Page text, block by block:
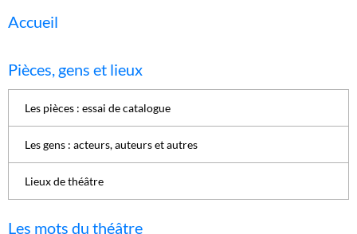
Accueil
Pièces, gens et lieux
Les pièces : essai de catalogue
Les gens : acteurs, auteurs et autres
Lieux de théâtre
Les mots du théâtre